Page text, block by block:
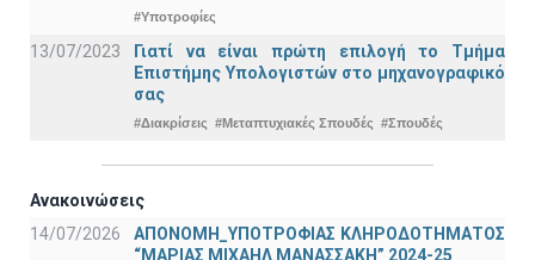
#Υποτροφίες
13/07/2023
Γιατί να είναι πρώτη επιλογή το Τμήμα
Επιστήμης Υπολογιστών στο μηχανογραφικό
σας
#Διακρίσεις #Μεταπτυχιακές Σπουδές #Σπουδές
Ανακοινώσεις
14/07/2026
ΑΠΟΝΟΜΗ_ΥΠΟΤΡΟΦΙΑΣ ΚΛΗΡΟΔΟΤΗΜΑΤΟΣ
“ΜΑΡΙΑΣ ΜΙΧΑΗΛ ΜΑΝΑΣΣΑΚΗ” 2024-25